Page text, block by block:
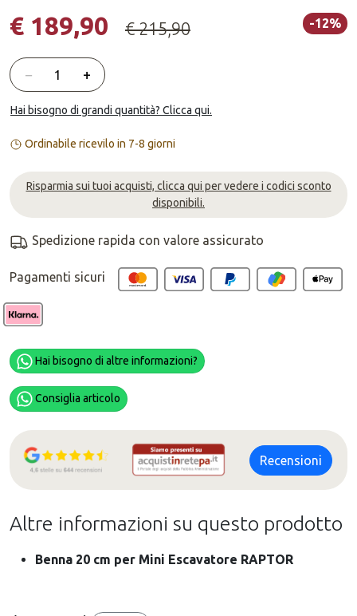
-12%
€ 189,90 € 215,90
Quantità
− +
Hai bisogno di grandi quantità? Clicca qui.
Ordinabile ricevilo in 7-8 giorni
Risparmia sui tuoi acquisti, clicca qui per vedere i codici sconto
disponibili.
Spedizione rapida con valore assicurato
Pagamenti sicuri
Hai bisogno di altre informazioni?
Consiglia articolo
Recensioni
Altre informazioni su questo prodotto
Benna 20 cm per Mini Escavatore RAPTOR